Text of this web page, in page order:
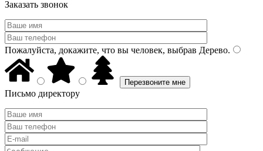
Заказать звонок
Пожалуйста, докажите, что вы человек, выбрав Дерево.
Письмо директору